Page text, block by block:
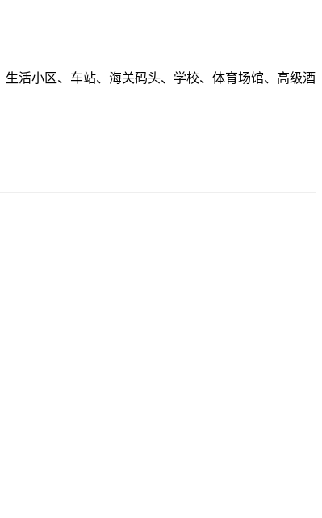
活小区、车站、海关码头、学校、体育场馆、高级酒